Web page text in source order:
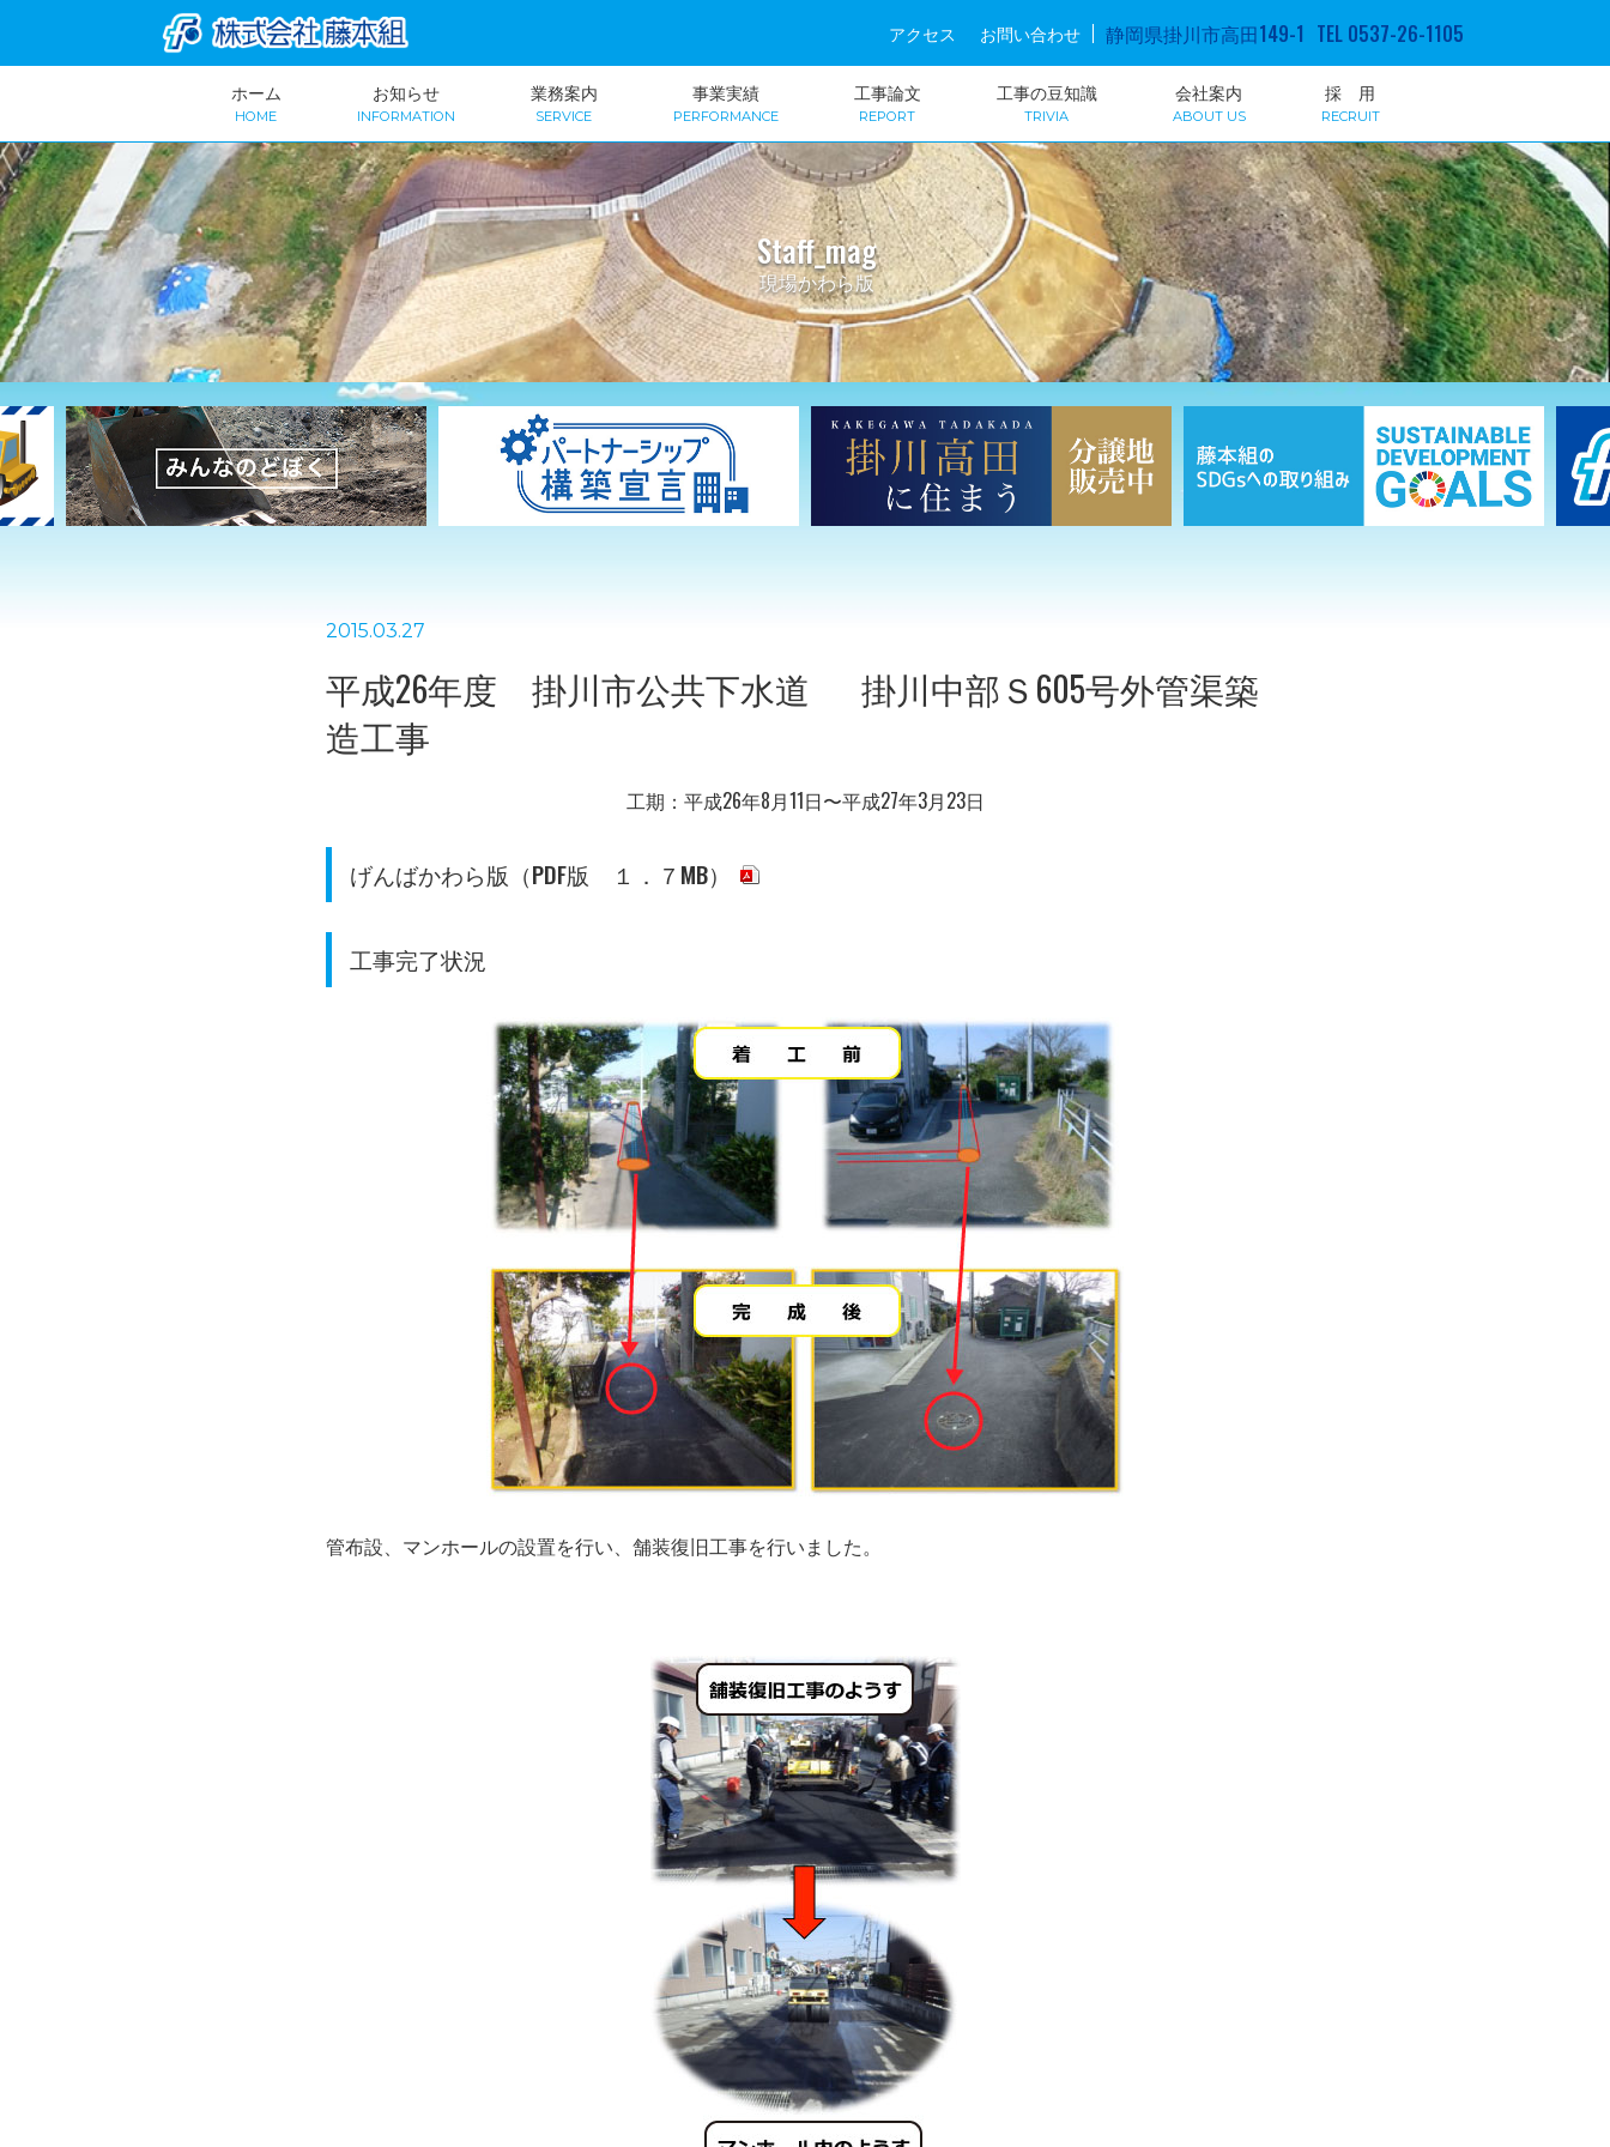
アクセス お問い合わせ 静岡県掛川市高田149-1 TEL 0537-26-1105
ホーム
HOME
お知らせ
INFORMATION
業務案内
SERVICE
事業実績
PERFORMANCE
工事論文
REPORT
工事の豆知識
TRIVIA
会社案内
ABOUT US
採 用
RECRUIT
Staff_mag
現場かわら版
2015.03.27
平成26年度 掛川市公共下水道 掛川中部Ｓ605号外管渠築
造工事
工期：平成26年8月11日〜平成27年3月23日
げんばかわら版（PDF版 １．７MB）
工事完了状況
管布設、マンホールの設置を行い、舗装復旧工事を行いました。